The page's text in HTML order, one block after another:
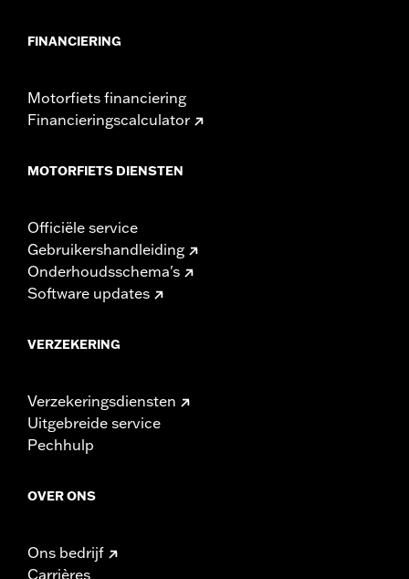
FINANCIERING
Motorfiets financiering
Financieringscalculator
MOTORFIETS DIENSTEN
Officiële service
Gebruikershandleiding
Onderhoudsschema's
Software updates
VERZEKERING
Verzekeringsdiensten
Uitgebreide service
Pechhulp
OVER ONS
Ons bedrijf
Carrières